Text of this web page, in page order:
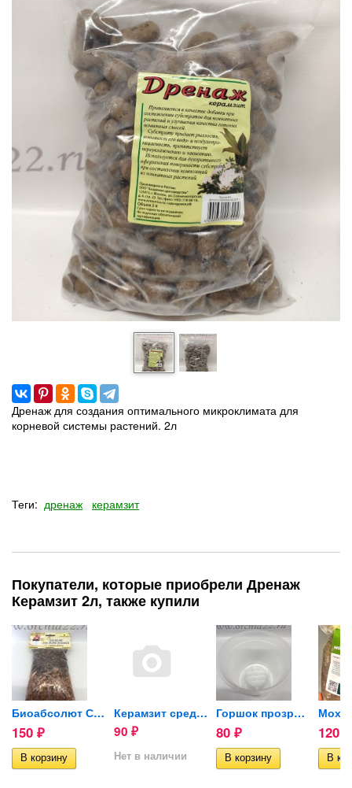
Дренаж для создания оптимального микроклимата для
корневой системы растений. 2л
Теги: дренаж керамзит
Покупатели, которые приобрели Дренаж
Керамзит 2л, также купили
Биоабсолют Субстрат для...
150 ₽
Керамзит средний 2л
90 ₽
Нет в наличии
Горшок прозрачный для...
80 ₽ 120